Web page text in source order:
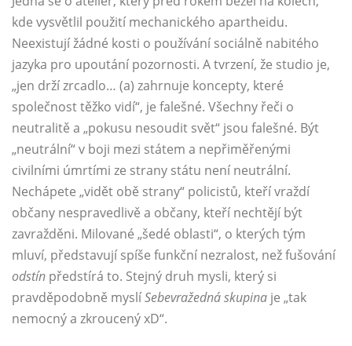
kde vysvětlil použití mechanického apartheidu.
Neexistují žádné kosti o používání sociálně nabitého
jazyka pro upoutání pozornosti. A tvrzení, že studio je,
„jen drží zrcadlo… (a) zahrnuje koncepty, které
společnost těžko vidí“, je falešné. Všechny řeči o
neutralitě a „pokusu nesoudit svět“ jsou falešné. Být
„neutrální“ v boji mezi státem a nepřiměřenými
civilními úmrtími ze strany státu není neutrální.
Nechápete „vidět obě strany“ policistů, kteří vraždí
občany nespravedlivě a občany, kteří nechtějí být
zavražděni. Milované „šedé oblasti“, o kterých tým
mluví, představují spíše funkční nezralost, než fušování
odstín předstírá to. Stejný druh mysli, který si
pravděpodobně myslíSebevražedná skupina je „tak
nemocný a zkroucený xD“.